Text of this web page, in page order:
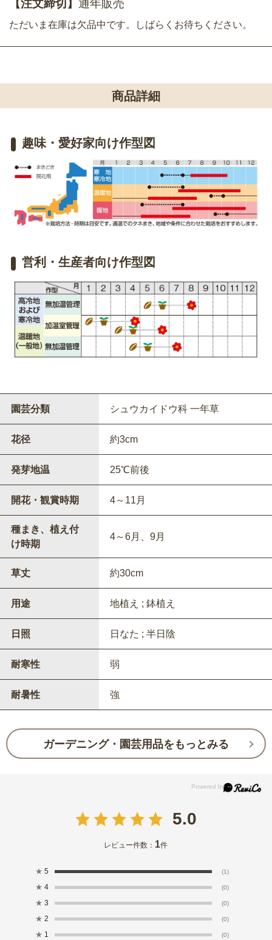
【注文締切】 通年販売
ただいま在庫は欠品中です。しばらくお待ちください。
商品詳細
趣味・愛好家向け作型図
営利・生産者向け作型図
園芸分類 シュウカイドウ科 一年草
花径 約3cm
発芽地温 25℃前後
開花・観賞時期 4～11月
種まき、植え付
け時期
4～6月、9月
草丈 約30cm
用途 地植え ; 鉢植え
日照 日なた ; 半日陰
耐寒性 弱
耐暑性 強
ガーデニング・園芸用品をもっとみる
5.0
レビュー件数： 1件
★ 5 (1)
★ 4 (0)
★ 3 (0)
★ 2 (0)
★ 1 (0)